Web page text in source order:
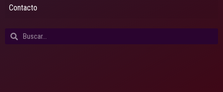
Contacto